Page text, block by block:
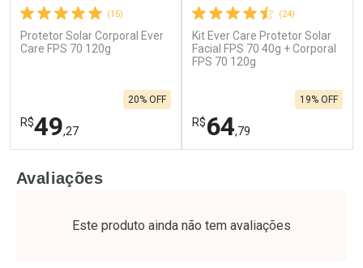
(15)
Protetor Solar Corporal Ever
Care FPS 70 120g
R$49,27
20% OFF
Laboratório
Por Menos
(24)
Kit Ever Care Protetor Solar
Facial FPS 70 40g + Corporal
FPS 70 120g
R$64,79
19% OFF
Laboratório
Por Menos
Avaliações
Este produto ainda não tem avaliações